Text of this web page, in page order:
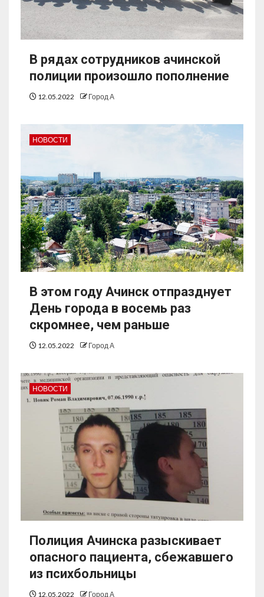
В рядах сотрудников ачинской
полиции произошло пополнение
12.05.2022 Город А
НОВОСТИ
В этом году Ачинск отпразднует
День города в восемь раз
скромнее, чем раньше
12.05.2022 Город А
НОВОСТИ
Полиция Ачинска разыскивает
опасного пациента, сбежавшего
из психбольницы
12.05.2022 Город А